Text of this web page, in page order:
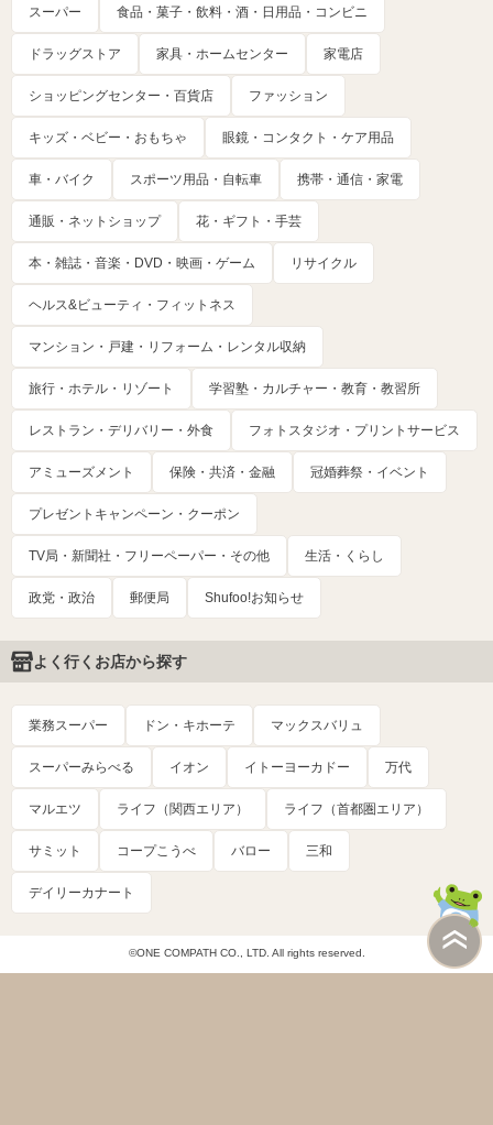
スーパー 食品・菓子・飲料・酒・日用品・コンビニ
ドラッグストア 家具・ホームセンター 家電店
ショッピングセンター・百貨店 ファッション
キッズ・ベビー・おもちゃ 眼鏡・コンタクト・ケア用品
車・バイク スポーツ用品・自転車 携帯・通信・家電
通販・ネットショップ 花・ギフト・手芸
本・雑誌・音楽・DVD・映画・ゲーム リサイクル
ヘルス&ビューティ・フィットネス
マンション・戸建・リフォーム・レンタル収納
旅行・ホテル・リゾート 学習塾・カルチャー・教育・教習所
レストラン・デリバリー・外食 フォトスタジオ・プリントサービス
アミューズメント 保険・共済・金融 冠婚葬祭・イベント
プレゼントキャンペーン・クーポン
TV局・新聞社・フリーペーパー・その他 生活・くらし
政党・政治 郵便局 Shufoo!お知らせ
よく行くお店から探す
業務スーパー ドン・キホーテ マックスバリュ
スーパーみらべる イオン イトーヨーカドー 万代
マルエツ ライフ（関西エリア） ライフ（首都圏エリア）
サミット コープこうべ バロー 三和
デイリーカナート
©ONE COMPATH CO., LTD. All rights reserved.